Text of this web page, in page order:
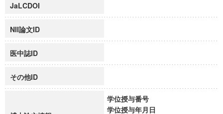
JaLCDOI
NII論文ID
医中誌ID
その他ID
学位授与番号
学位授与年月日